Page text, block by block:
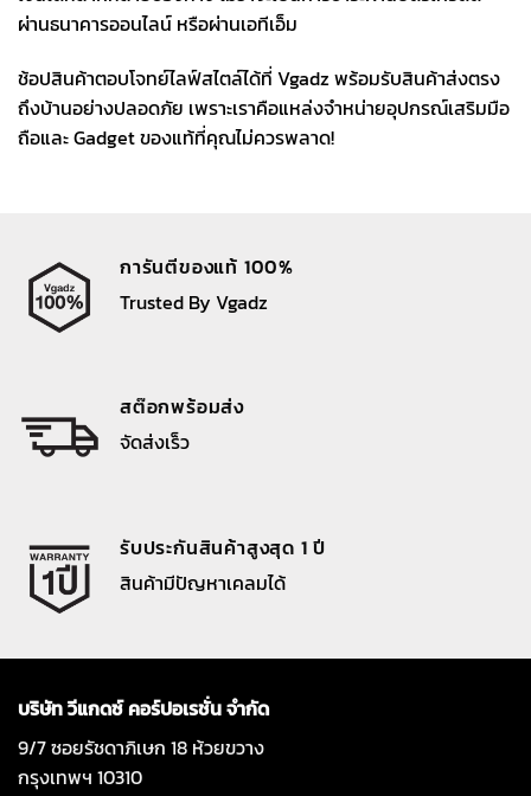
ผ่านธนาคารออนไลน์ หรือผ่านเอทีเอ็ม
ช้อปสินค้าตอบโจทย์ไลฟ์สไตล์ได้ที่ Vgadz พร้อมรับสินค้าส่งตรง
ถึงบ้านอย่างปลอดภัย เพราะเราคือแหล่งจำหน่ายอุปกรณ์เสริมมือ
ถือและ Gadget ของแท้ที่คุณไม่ควรพลาด!
การันตีของแท้ 100%
Trusted By Vgadz
สต๊อกพร้อมส่ง
จัดส่งเร็ว
รับประกันสินค้าสูงสุด 1 ปี
สินค้ามีปัญหาเคลมได้
บริษัท วีแกดซ์ คอร์ปอเรชั่น จำกัด
9/7 ซอยรัชดาภิเษก 18 ห้วยขวาง
กรุงเทพฯ 10310